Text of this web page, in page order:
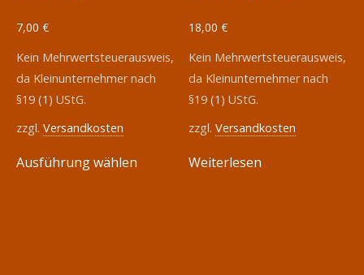
7,00 €
Kein Mehrwertsteuerausweis,
da Kleinunternehmer nach
§19 (1) UStG.
zzgl. Versandkosten
Ausführung wählen
18,00€
Kein Mehrwertsteuerausweis,
da Kleinunternehmer nach
§19 (1) UStG.
zzgl.Versandkosten
Weiterlesen